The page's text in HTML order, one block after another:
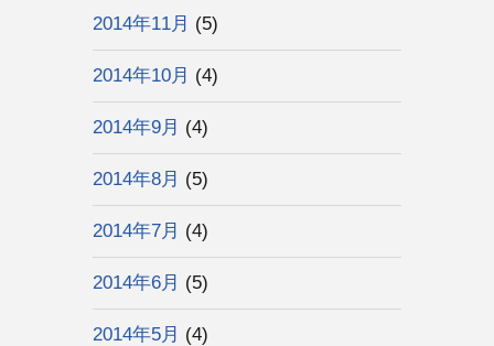
2014年11月 (5)
2014年10月 (4)
2014年9月 (4)
2014年8月 (5)
2014年7月 (4)
2014年6月 (5)
2014年5月 (4)